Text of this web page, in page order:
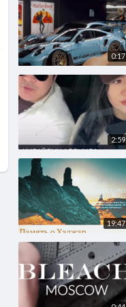
0:17
2:59
19:47